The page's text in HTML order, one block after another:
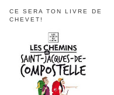
CE SERA TON LIVRE DE
CHEVET!